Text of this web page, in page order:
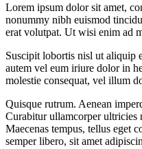
Lorem ipsum dolor sit amet,
nonummy nibh euismod
erat volutpat. Ut wisi enim ad
Suscipit lobortis nisl ut aliquip
autem vel eum iriure dolor in
molestie consequat, vel illum
Quisque rutrum. Aenean
Curabitur ullamcorper ultricies
Maecenas tempus, tellus eget
semper libero, sit amet